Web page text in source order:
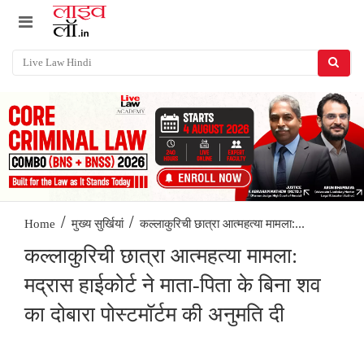
Home / मुख्य सुर्खियां / कल्लाकुरिची छात्रा आत्महत्या मामला:...
कल्लाकुरिची छात्रा आत्महत्या मामला:
मद्रास हाईकोर्ट ने माता-पिता के बिना शव
का दोबारा पोस्टमॉर्टम की अनुमति दी